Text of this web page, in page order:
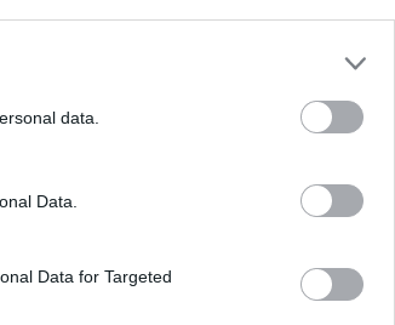
data.
Data.
Data for Targeted
nel 1968,
critica sociale.
di terrore, ma anche